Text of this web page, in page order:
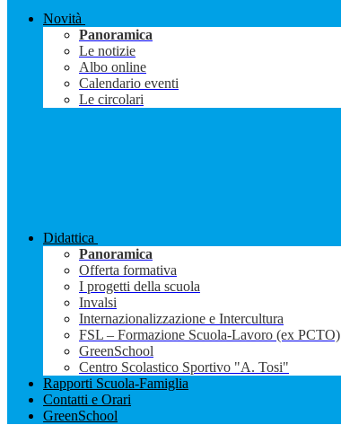
Novità
Panoramica
Le notizie
Albo online
Calendario eventi
Le circolari
Didattica
Panoramica
Offerta formativa
I progetti della scuola
Invalsi
Internazionalizzazione e Intercultura
FSL – Formazione Scuola-Lavoro (ex PCTO)
GreenSchool
Centro Scolastico Sportivo "A. Tosi"
Rapporti Scuola-Famiglia
Contatti e Orari
GreenSchool